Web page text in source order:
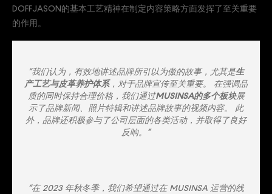
DOFFJASON的基本工艺精神在制定内容策略方面发挥了至关重要
的作用。
“我们认为，有效地讲述品牌所引以为傲的故事，尤其是生
产工艺与皮革养护体系，对于品牌宣传至关重要。 在强调品
质的同时保持合理价格，我们通过MUSINSA的多个板块展
示了品牌新闻、照片特辑和讲述品牌故事的视频内容。 此
外，品牌还积极参与了公司层面的各类活动，并取得了良好
反响。”
“在 2023 年秋冬季，我们希望通过在 MUSINSA 运营的线